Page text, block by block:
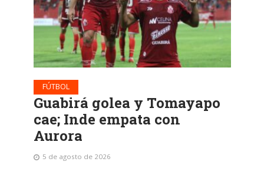
FÚTBOL
Guabirá golea y Tomayapo
cae; Inde empata con
Aurora
5 de agosto de 2026